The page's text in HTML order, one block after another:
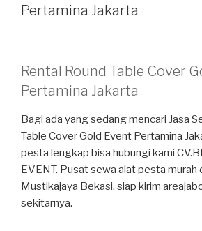
Pertamina Jakarta
Rental Round Table Cover
Pertamina Jakarta
Bagi ada yang sedang mencari Jasa
Table Cover Gold Event Pertamina
pesta lengkap bisa hubungi kami
EVENT. Pusat sewa alat pesta murah
Mustikajaya Bekasi, siap kirim
sekitarnya.